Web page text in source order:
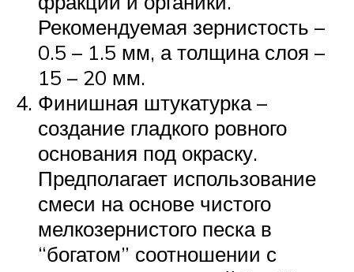
Рекомендуемая зернистость –
0.5 – 1.5 мм, а толщина слоя –
15 – 20 мм.
Финишная штукатурка –
создание гладкого ровного
основания под окраску.
Предполагает использование
смеси на основе чистого
мелкозернистого песка в
“богатом” соотношении с